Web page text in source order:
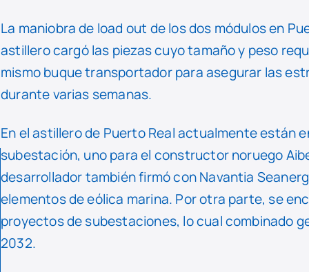
La maniobra de load out de los dos módulos en
astillero cargó las piezas cuyo tamaño y peso
mismo buque transportador para asegurar las
durante varias semanas.
En el astillero de Puerto Real actualmente
subestación, uno para el constructor noruego
desarrollador también firmó con Navantia
elementos de eólica marina. Por otra parte, se
proyectos de subestaciones, lo cual combinado
2032.